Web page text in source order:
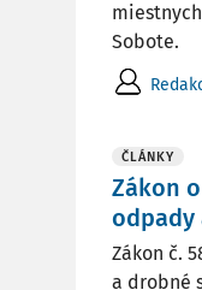
Sobote.
ČLÁNKY
Zákon
odpady
Zákon č.
a drobné